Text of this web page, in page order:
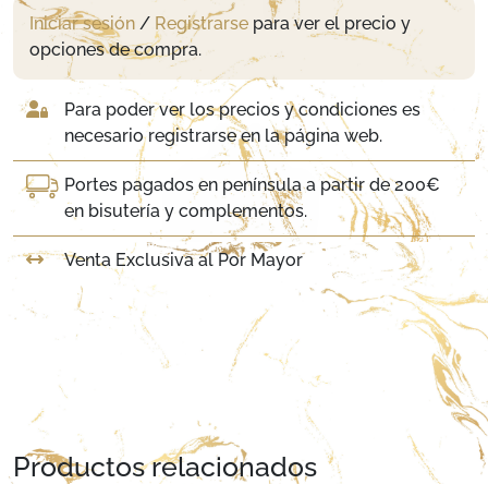
Iniciar sesión / Registrarse para ver el precio y
opciones de compra.
Para poder ver los precios y condiciones es
necesario registrarse en la página web.
Portes pagados en península a partir de 200€
en bisutería y complementos.
Venta Exclusiva al Por Mayor
Productos relacionados